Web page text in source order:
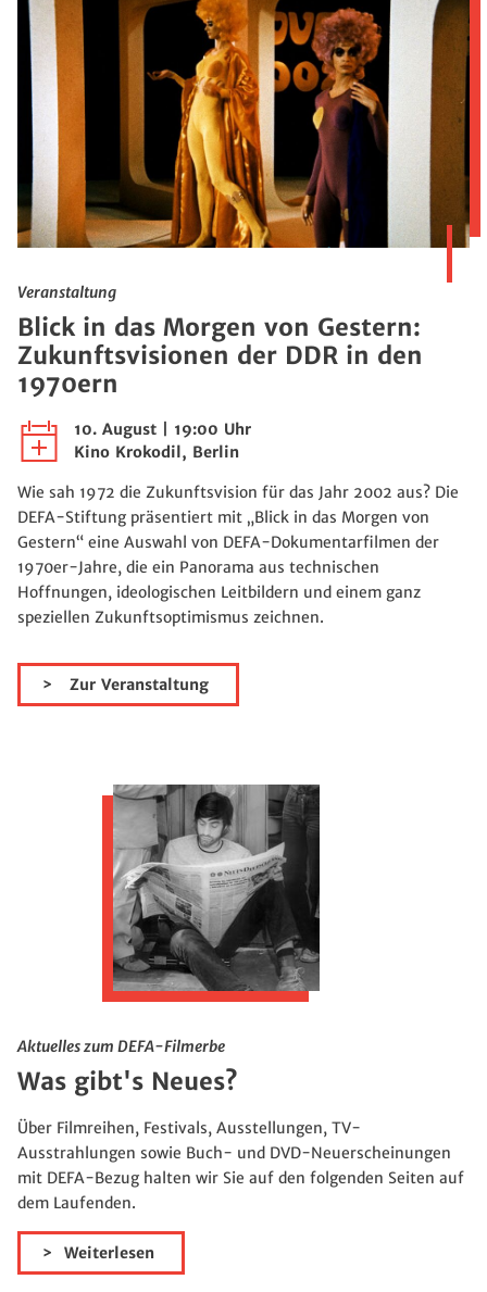
Veranstaltung
Blick in das Morgen von Gestern:
Zukunftsvisionen der DDR in den
1970ern
10. August | 19:00 Uhr
Kino Krokodil, Berlin
Wie sah 1972 die Zukunftsvision für das Jahr 2002 aus? Die
DEFA-Stiftung präsentiert mit „Blick in das Morgen von
Gestern“ eine Auswahl von DEFA-Dokumentarfilmen der
1970er-Jahre, die ein Panorama aus technischen
Hoffnungen, ideologischen Leitbildern und einem ganz
speziellen Zukunftsoptimismus zeichnen.
Zur Veranstaltung
Aktuelles zum DEFA-Filmerbe
Was gibt's Neues?
Über Filmreihen, Festivals, Ausstellungen, TV-
Ausstrahlungen sowie Buch- und DVD-Neuerscheinungen
mit DEFA-Bezug halten wir Sie auf den folgenden Seiten auf
dem Laufenden.
Weiterlesen